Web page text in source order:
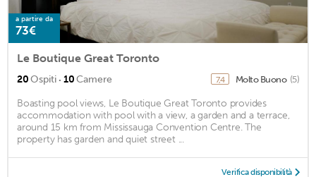
a partire da
73€
Le Boutique Great Toronto
20Ospiti · 10Camere 7,4 Molto Buono (5)
Boasting pool views, Le Boutique Great Toronto provides
accommodation with pool with a view, a garden and a terrace,
around 15 km from Mississauga Convention Centre. The
property has garden and quiet street ...
Verifica disponibilità